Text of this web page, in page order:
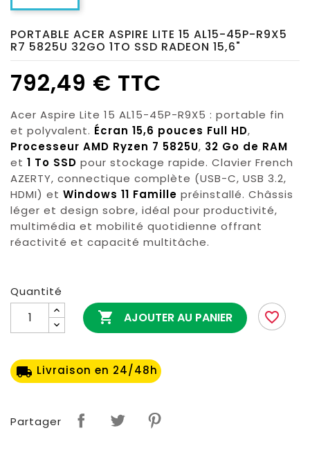
PORTABLE ACER ASPIRE LITE 15 AL15-45P-R9X5
R7 5825U 32GO 1TO SSD RADEON 15,6"
792,49 € TTC
Acer Aspire Lite 15 AL15-45P-R9X5 : portable fin
et polyvalent. Écran 15,6 pouces Full HD,
Processeur AMD Ryzen 7 5825U, 32 Go de RAM
et 1 To SSD pour stockage rapide. Clavier French
AZERTY, connectique complète (USB-C, USB 3.2,
HDMI) et Windows 11 Famille préinstallé. Châssis
léger et design sobre, idéal pour productivité,
multimédia et mobilité quotidienne offrant
réactivité et capacité multitâche.
Quantité
 AJOUTER AU PANIER favorite_border
local_shipping Livraison en 24/48h
Partager